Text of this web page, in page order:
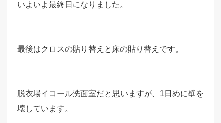
いよいよ最終日になりました。
最後はクロスの貼り替えと床の貼り替えです。
脱衣場イコール洗面室だと思いますが、1日めに壁を
壊しています。